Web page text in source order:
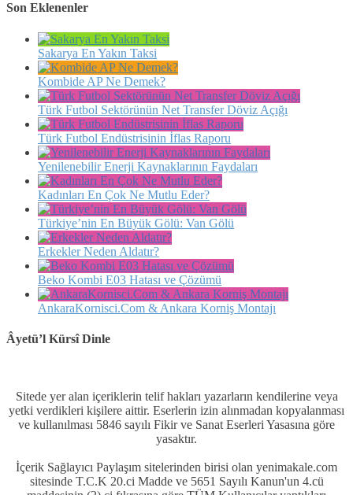
Son Eklenenler
Sakarya En Yakın Taksi
Kombide AP Ne Demek?
Türk Futbol Sektörünün Net Transfer Döviz Açığı
Türk Futbol Endüstrisinin İflas Raporu
Yenilenebilir Enerji Kaynaklarının Faydaları
Kadınları En Çok Ne Mutlu Eder?
Türkiye’nin En Büyük Gölü: Van Gölü
Erkekler Neden Aldatır?
Beko Kombi E03 Hatası ve Çözümü
AnkaraKornisci.Com & Ankara Korniş Montajı
Âyetü’l Kürsî Dinle
Sitede yer alan içeriklerin telif hakları yazarların kendilerine veya
yetki verdikleri kişilere aittir. Eserlerin izin alınmadan kopyalanması
ve kullanılması 5846 sayılı Fikir ve Sanat Eserleri Yasasına göre
yasaktır.
İçerik Sağlayıcı Paylaşım sitelerinden birisi olan yenimakale.com
sitesinde T.C.K 20.ci Madde ve 5651 Sayılı Kanun'un 4.cü